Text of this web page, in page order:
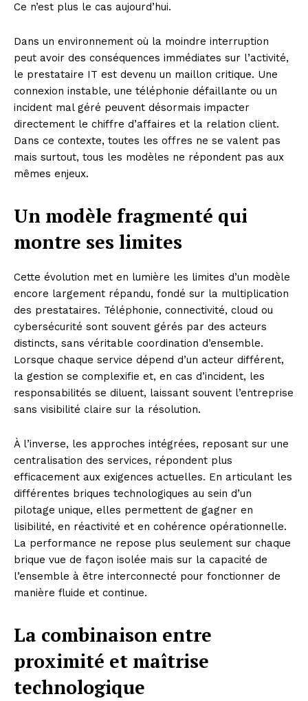
Ce n’est plus le cas aujourd’hui.
Dans un environnement où la moindre interruption
peut avoir des conséquences immédiates sur l’activité,
le prestataire IT est devenu un maillon critique. Une
connexion instable, une téléphonie défaillante ou un
incident mal géré peuvent désormais impacter
directement le chiffre d’affaires et la relation client.
Dans ce contexte, toutes les offres ne se valent pas
mais surtout, tous les modèles ne répondent pas aux
mêmes enjeux.
Un modèle fragmenté qui
montre ses limites
Cette évolution met en lumière les limites d’un modèle
encore largement répandu, fondé sur la multiplication
des prestataires. Téléphonie, connectivité, cloud ou
cybersécurité sont souvent gérés par des acteurs
distincts, sans véritable coordination d’ensemble.
Lorsque chaque service dépend d’un acteur différent,
la gestion se complexifie et, en cas d’incident, les
responsabilités se diluent, laissant souvent l’entreprise
sans visibilité claire sur la résolution.
À l’inverse, les approches intégrées, reposant sur une
centralisation des services, répondent plus
efficacement aux exigences actuelles. En articulant les
différentes briques technologiques au sein d’un
pilotage unique, elles permettent de gagner en
lisibilité, en réactivité et en cohérence opérationnelle.
La performance ne repose plus seulement sur chaque
brique vue de façon isolée mais sur la capacité de
l’ensemble à être interconnecté pour fonctionner de
manière fluide et continue.
La combinaison entre
proximité et maîtrise
technologique